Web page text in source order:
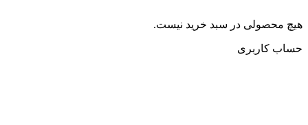
هیچ محصولی در سبد خرید نیست.
حساب کاربری